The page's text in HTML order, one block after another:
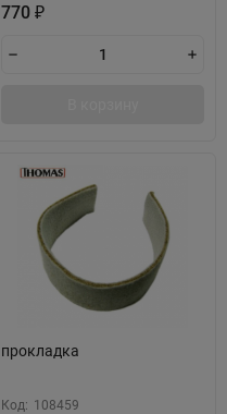
770 ₽
прокладка
Код: 108459